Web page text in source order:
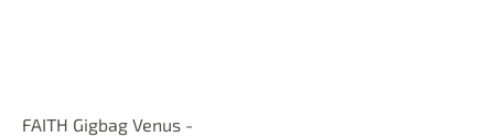
FAITH Gigbag Venus -